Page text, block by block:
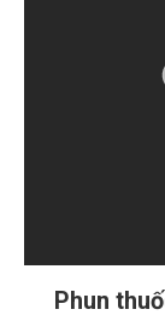
Phun